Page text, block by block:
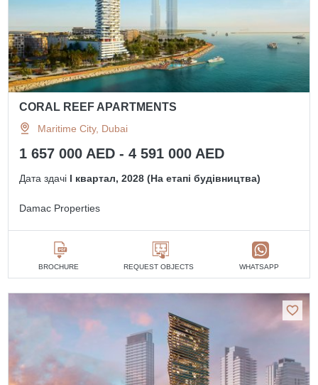
CORAL REEF APARTMENTS
Maritime City, Dubai
1 657 000 AED - 4 591 000 AED
Дата здачі I квартал, 2028 (На етапі будівництва)
Damac Properties
BROCHURE REQUEST OBJECTS WHATSAPP